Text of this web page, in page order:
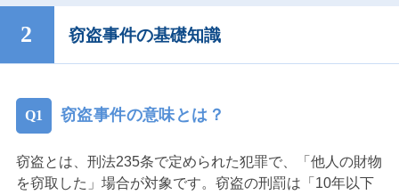
窃盗事件の基礎知識
窃盗事件の意味とは？
窃盗とは、刑法235条で定められた犯罪で、「他人の財物
を窃取した」場合が対象です。窃盗の刑罰は「10年以下